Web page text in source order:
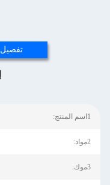
تفصيل
1اسم المنتج:
2مواد:
3موك: